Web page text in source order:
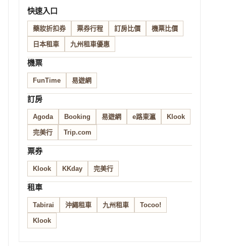
快速入口
藥妝折扣券 票券行程 訂房比價 機票比價
日本租車 九州租車優惠
機票
FunTime 易遊網
訂房
Agoda Booking 易遊網 e路東瀛 Klook
完美行 Trip.com
票券
Klook KKday 完美行
租車
Tabirai 沖繩租車 九州租車 Tocoo!
Klook